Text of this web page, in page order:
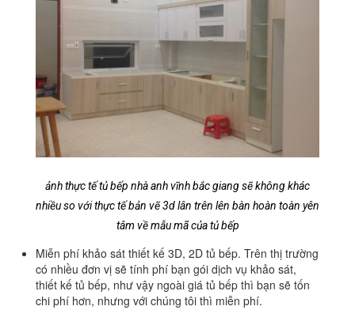
ảnh thực tế tủ bếp nhà anh vĩnh bắc giang sẽ không khác
nhiều so với thực tế bản vẽ 3d lân trên lên bàn hoàn toàn yên
tâm về mẫu mã của tủ bếp
Miễn phí khảo sát thiết kế 3D, 2D tủ bếp. Trên thị trường
có nhiều đơn vị sẽ tính phí bạn gói dịch vụ khảo sát,
thiết kế tủ bếp, như vậy ngoài giá tủ bếp thì bạn sẽ tốn
chi phí hơn, nhưng với chúng tôi thì miễn phí.